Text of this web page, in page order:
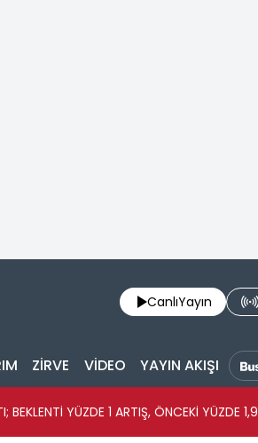
CanlıYayın
ZİRVE VİDEO YAYIN AKIŞI
BEKLENTİ YÜZDE 1 ARTIŞ, ÖNCEKİ YÜZDE 1,9